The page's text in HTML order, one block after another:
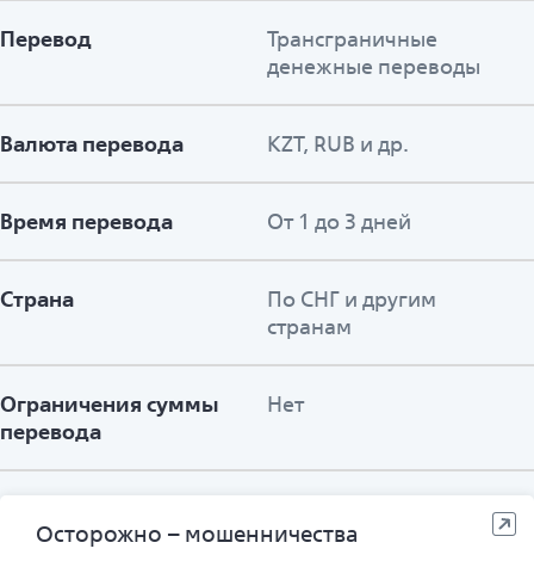
Перевод
Валюта перевода
Время перевода
Страна
Ограничения суммы
перевода
Трансграничные
денежные переводы
KZT, RUB и др.
От 1 до 3 дней
По СНГ и другим
странам
Нет
Осторожно – мошенничества